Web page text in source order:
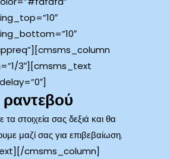
3″][cmsms_text
στοιχεία σας δεξιά και θα
μαζί σας για επιβεβαίωση.
cmsms_column]